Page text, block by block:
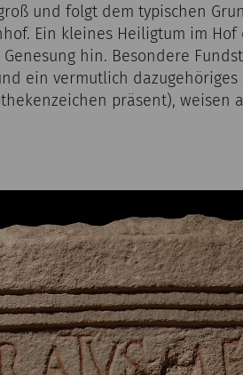
und folgt dem typischen
Ein kleines Heiligtum im
hin. Besondere
ein vermutlich
präsent), weisen